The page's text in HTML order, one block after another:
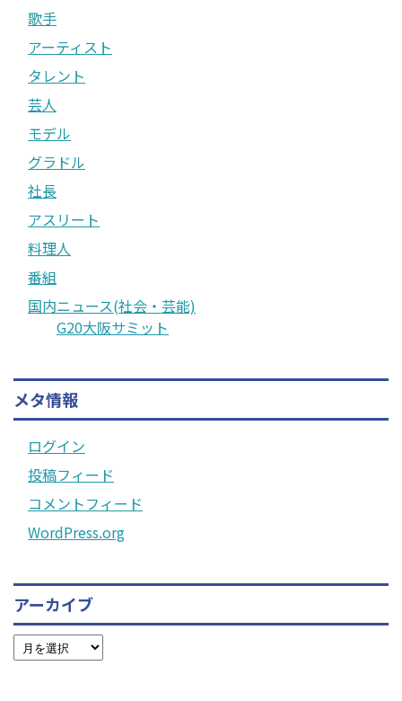
歌手
アーティスト
タレント
芸人
モデル
グラドル
社長
アスリート
料理人
番組
国内ニュース(社会・芸能)
G20大阪サミット
メタ情報
ログイン
投稿フィード
コメントフィード
WordPress.org
アーカイブ